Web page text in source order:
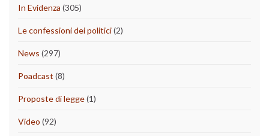
In Evidenza (305)
Le confessioni dei politici(2)
News (297)
Poadcast (8)
Proposte di legge(1)
Video (92)